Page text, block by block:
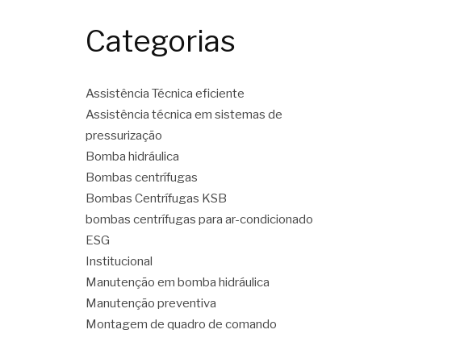
Categorias
Assistência Técnica eficiente
Assistência técnica em sistemas de
pressurização
Bomba hidráulica
Bombas centrífugas
Bombas Centrífugas KSB
bombas centrífugas para ar-condicionado
ESG
Institucional
Manutenção em bomba hidráulica
Manutenção preventiva
Montagem de quadro de comando